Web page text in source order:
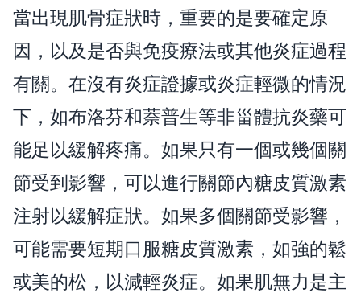
當出現肌骨症狀時，重要的是要確定原
因，以及是否與免疫療法或其他炎症過程
有關。在沒有炎症證據或炎症輕微的情況
下，如布洛芬和萘普生等非甾體抗炎藥可
能足以緩解疼痛。如果只有一個或幾個關
節受到影響，可以進行關節內糖皮質激素
注射以緩解症狀。如果多個關節受影響，
可能需要短期口服糖皮質激素，如強的鬆
或美的松，以減輕炎症。如果肌無力是主